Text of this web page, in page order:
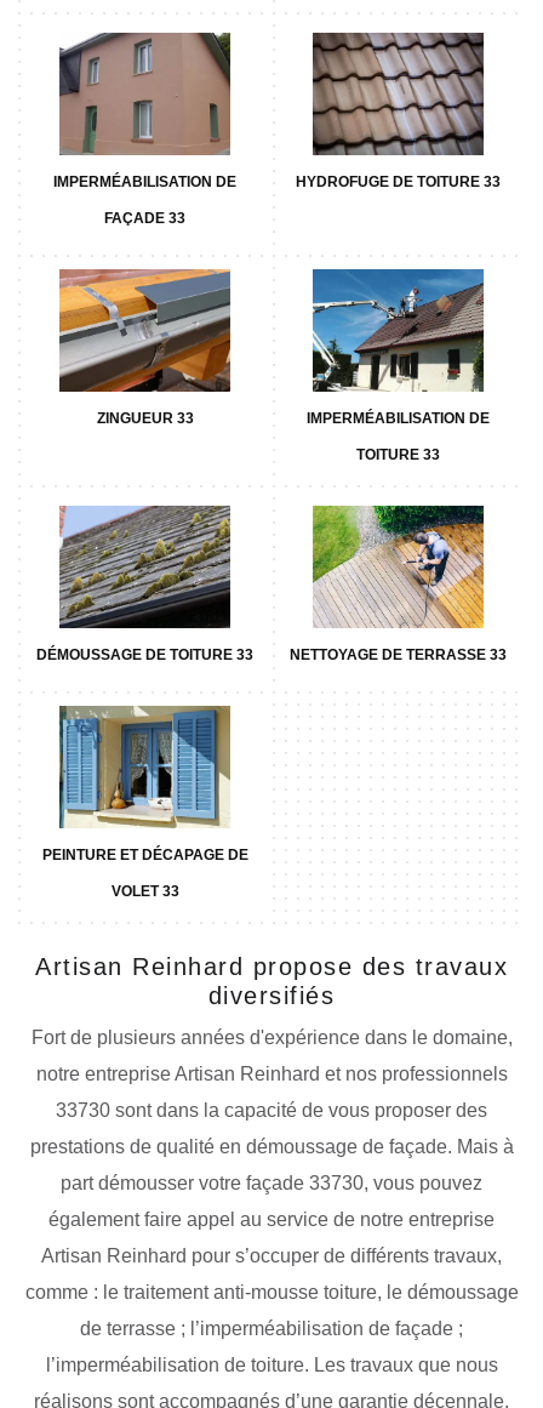
IMPERMÉABILISATION DE
FAÇADE 33
HYDROFUGE DE TOITURE 33
ZINGUEUR 33 IMPERMÉABILISATION DE
TOITURE 33
DÉMOUSSAGE DE TOITURE 33 NETTOYAGE DE TERRASSE 33
PEINTURE ET DÉCAPAGE DE
VOLET 33
Artisan Reinhard propose des travaux
diversifiés
Fort de plusieurs années d'expérience dans le domaine,
notre entreprise Artisan Reinhard et nos professionnels
33730 sont dans la capacité de vous proposer des
prestations de qualité en démoussage de façade. Mais à
part démousser votre façade 33730, vous pouvez
également faire appel au service de notre entreprise
Artisan Reinhard pour s’occuper de différents travaux,
comme : le traitement anti-mousse toiture, le démoussage
de terrasse ; l’imperméabilisation de façade ;
l’imperméabilisation de toiture. Les travaux que nous
réalisons sont accompagnés d’une garantie décennale.